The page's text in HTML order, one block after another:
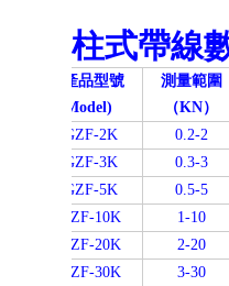
柱式帶線
國產品型號
Model)
測量範圍
（KN）
SGZF-2K
0.2-2
SGZF-3K
0.3-3
SGZF-5K
0.5-5
SGZF-10K
1-10
SGZF-20K
2-20
SGZF-30K
3-30